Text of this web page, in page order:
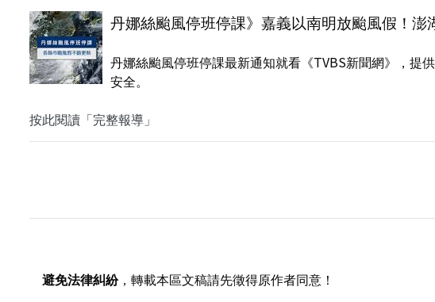
丹娜絲颱風停班停課》嘉義以南明放颱風假！澎
丹娜絲颱風停班停課最新通知就看《TVBS新聞網》，提
安全。
按此閱讀「完整報導」
避免法律糾紛，轉載本區文稿請先徵得原作者同意！